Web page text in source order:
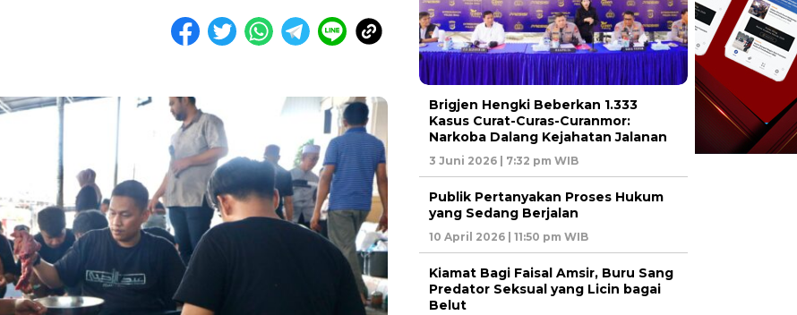
Brigjen Hengki Beberkan 1.333
Kasus Curat-Curas-Curanmor:
Narkoba Dalang Kejahatan Jalanan
3 Juni 2026 | 7:32 pm WIB
Publik Pertanyakan Proses Hukum
yang Sedang Berjalan
10 April 2026 | 11:50 pm WIB
Kiamat Bagi Faisal Amsir, Buru Sang
Predator Seksual yang Licin bagai
Belut